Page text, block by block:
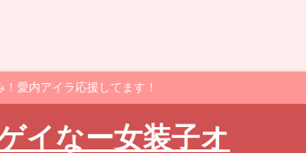
愛内アイラ応援してます！
イなー女装子オ